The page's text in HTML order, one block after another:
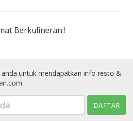
Berkulineran !
untuk mendapatkan info resto &